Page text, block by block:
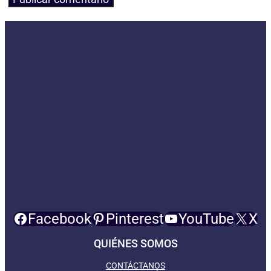
Facebook Pinterest YouTube X
QUIÉNES SOMOS
CONTÁCTANOS